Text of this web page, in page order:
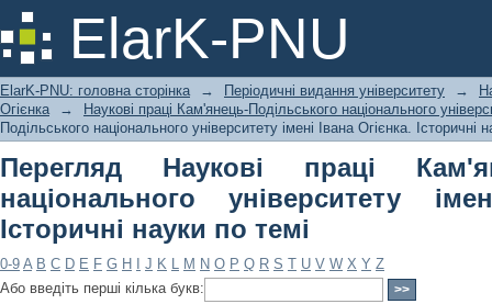
ElarK-PNU
Перегляд Наукові праці Кам'янець-
імені Івана Огієнка. Історичні науки
ElarK-PNU: головна сторінка → Періодичні видання університету →
Огієнка
→
Наукові праці Кам'янець-Подільського національного
Подільського національного університету імені Івана Огієнка. Історичні
Перегляд Наукові праці
національного університету
Історичні науки по темі
0-9 A B C D E F G H J K L M N O P Q R S T U V W X Y Z
Або введіть перші кілька букв: